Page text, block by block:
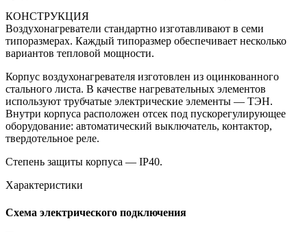
КОНСТРУКЦИЯ
Воздухонагреватели стандартно изготавливают в семи
типоразмерах. Каждый типоразмер обеспечивает несколько
вариантов тепловой мощности.
Корпус воздухонагревателя изготовлен из оцинкованного
стального листа. В качестве нагревательных элементов
используют трубчатые электрические элементы — ТЭН.
Внутри корпуса расположен отсек под пускорегулирующее
оборудование: автоматический выключатель, контактор,
твердотельное реле.
Степень защиты корпуса — IP40.
Характеристики
Схема электрического подключения